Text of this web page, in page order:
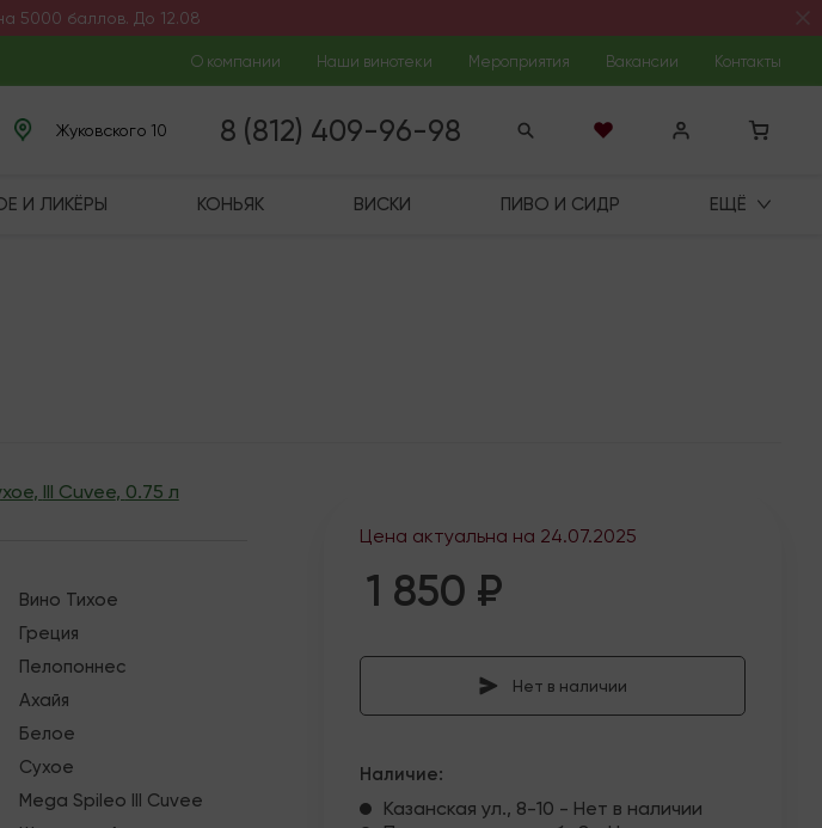
5000 баллов. До 12.08
О компании Наши винотеки Мероприятия Вакансии Контакты
Жуковского 10 8 (812) 409-96-98
И ЛИКЁРЫ КОНЬЯК ВИСКИ ПИВО И СИДР ЕЩЁ
, III Cuvee, 0.75 л
Вино Тихое
Греция
Пелопоннес
Ахайя
Белое
Сухое
Mega Spileo III Cuvee
Цена актуальна на 24.07.2025
1 850 ₽
Нет в наличии
Наличие:
Казанская ул., 8-10 - Нет в наличии